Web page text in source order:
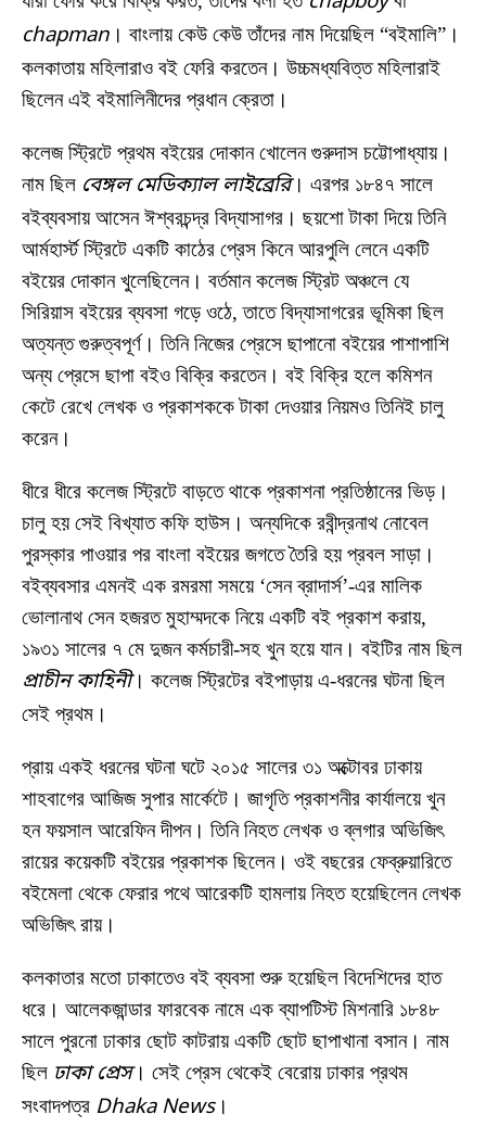
chapman । বাংলায় কেউ কেউ তাঁদের নাম দিয়েছিল “বইমালি”।
কলকাতায় মহিলারাও বই ফেরি করতেন। উচ্চমধ্যবিত্ত মহিলারাই
ছিলেন এই বইমালিনীদের প্রধান ক্রেতা।
কলেজ স্ট্রিটে প্রথম বইয়ের দোকান খোলেন গুরুদাস চট্টোপাধ্যায়।
নাম ছিল বেঙ্গল মেডিক্যাল লাইব্রেরি। এরপর ১৮৪৭ সালে
বইব্যবসায় আসেন ঈশ্বরচন্দ্র বিদ্যাসাগর। ছয়শো টাকা দিয়ে তিনি
আর্মহার্স্ট স্ট্রিটে একটি কাঠের প্রেস কিনে আরপুলি লেনে একটি
বইয়ের দোকান খুলেছিলেন। বর্তমান কলেজ স্ট্রিট অঞ্চলে যে
সিরিয়াস বইয়ের ব্যবসা গড়ে ওঠে, তাতে বিদ্যাসাগরের ভূমিকা ছিল
অত্যন্ত গুরুত্বপূর্ণ। তিনি নিজের প্রেসে ছাপানো বইয়ের পাশাপাশি
অন্য প্রেসে ছাপা বইও বিক্রি করতেন। বই বিক্রি হলে কমিশন
কেটে রেখে লেখক ও প্রকাশককে টাকা দেওয়ার নিয়মও তিনিই চালু
করেন।
ধীরে ধীরে কলেজ স্ট্রিটে বাড়তে থাকে প্রকাশনা প্রতিষ্ঠানের ভিড়।
চালু হয় সেই বিখ্যাত কফি হাউস। অন্যদিকে রবীন্দ্রনাথ নোবেল
পুরস্কার পাওয়ার পর বাংলা বইয়ের জগতে তৈরি হয় প্রবল সাড়া।
বইব্যবসার এমনই এক রমরমা সময়ে ‘সেন ব্রাদার্স’-এর মালিক
ভোলানাথ সেন হজরত মুহাম্মদকে নিয়ে একটি বই প্রকাশ করায়,
১৯৩১ সালের ৭ মে দুজন কর্মচারী-সহ খুন হয়ে যান। বইটির নাম ছিল
প্রাচীন কাহিনী। কলেজ স্ট্রিটের বইপাড়ায় এ-ধরনের ঘটনা ছিল
সেই প্রথম।
প্রায় একই ধরনের ঘটনা ঘটে ২০১৫ সালের ৩১ অক্টোবর ঢাকায়
শাহবাগের আজিজ সুপার মার্কেটে। জাগৃতি প্রকাশনীর কার্যালয়ে খুন
হন ফয়সাল আরেফিন দীপন। তিনি নিহত লেখক ও ব্লগার অভিজিৎ
রায়ের কয়েকটি বইয়ের প্রকাশক ছিলেন। ওই বছরের ফেব্রুয়ারিতে
বইমেলা থেকে ফেরার পথে আরেকটি হামলায় নিহত হয়েছিলেন লেখক
অভিজিৎ রায়।
কলকাতার মতো ঢাকাতেও বই ব্যবসা শুরু হয়েছিল বিদেশিদের হাত
ধরে। আলেকজান্ডার ফারবেক নামে এক ব্যাপটিস্ট মিশনারি ১৮৪৮
সালে পুরনো ঢাকার ছোট কাটরায় একটি ছোট ছাপাখানা বসান। নাম
ছিল ঢাকা প্রেস। সেই প্রেস থেকেই বেরোয় ঢাকার প্রথম
সংবাদপত্র Dhaka News।